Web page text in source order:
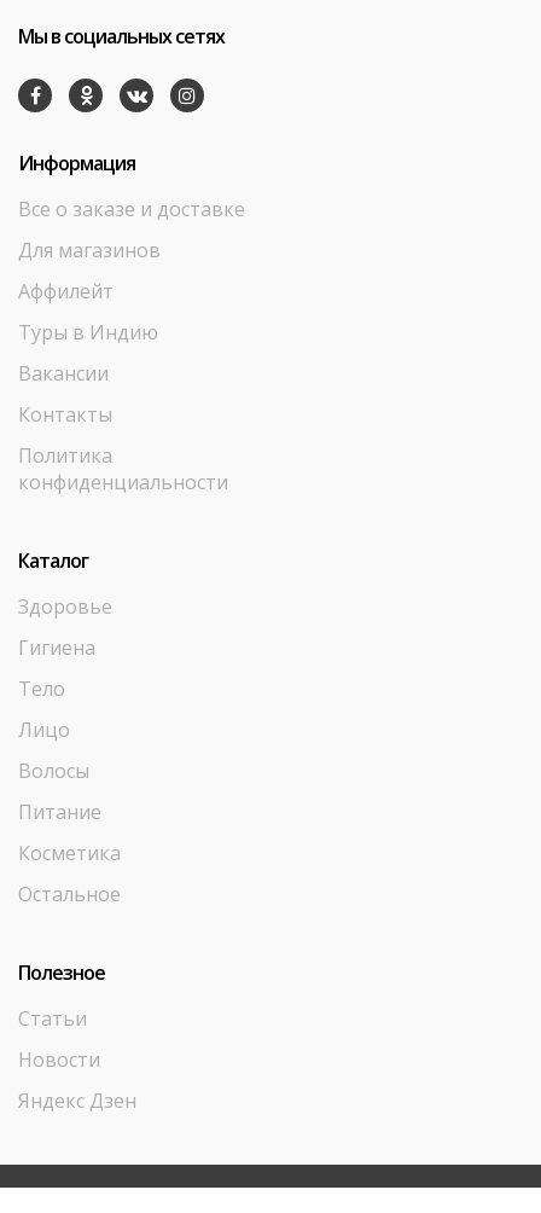
Мы в социальных сетях
Информация
Все о заказе и доставке
Для магазинов
Аффилейт
Туры в Индию
Вакансии
Контакты
Политика
конфиденциальности
Каталог
Здоровье
Гигиена
Тело
Лицо
Волосы
Питание
Косметика
Остальное
Полезное
Статьи
Новости
Яндекс Дзен